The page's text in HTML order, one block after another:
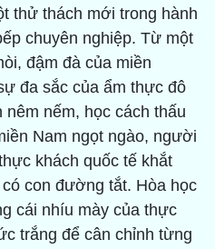
thử thách mới trong hành
chuyên nghiệp. Từ một
đậm đà của miền
đa sắc của ẩm thực đô
nêm nếm, học cách thấu
Nam ngọt ngào, người
khách quốc tế khắt
con đường tắt. Hòa học
cái nhíu mày của thực
trắng để cân chỉnh từng